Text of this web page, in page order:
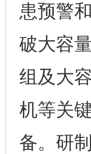
患预警
破大容
组及大
机等关
备。研